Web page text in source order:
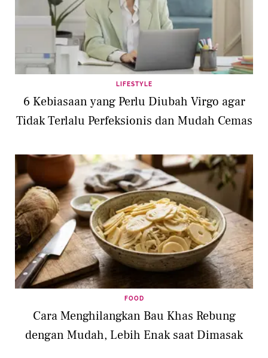
LIFESTYLE
6 Kebiasaan yang Perlu Diubah Virgo agar
Tidak Terlalu Perfeksionis dan Mudah Cemas
FOOD
Cara Menghilangkan Bau Khas Rebung
dengan Mudah, Lebih Enak saat Dimasak